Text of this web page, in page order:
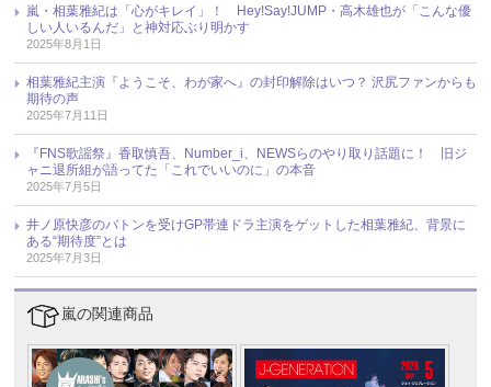
嵐・相葉雅紀は「心がキレイ」！ Hey!Say!JUMP・高木雄也が「こんな優
しい人いるんだ」と神対応ぶり明かす
2025年8月1日
相葉雅紀主演『ようこそ、わが家へ』の封印解除はいつ？ 沢尻ファンからも
期待の声
2025年7月11日
『FNS歌謡祭』香取慎吾、Number_i、NEWSらのやり取り話題に！ 旧ジ
ャニ退所組が語ってた「これでいいのに」の本音
2025年7月5日
井ノ原快彦のバトンを受けGP帯連ドラ主演をゲットした相葉雅紀、背景に
ある“期待度”とは
2025年7月3日
嵐の関連商品